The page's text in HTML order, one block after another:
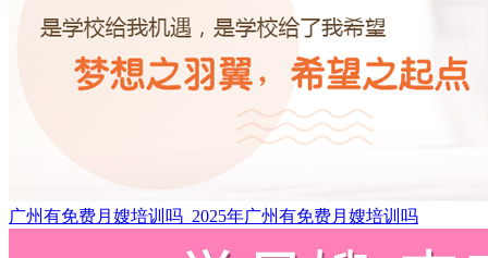
广州有免费月嫂培训吗_2025年广州有免费月嫂培训吗